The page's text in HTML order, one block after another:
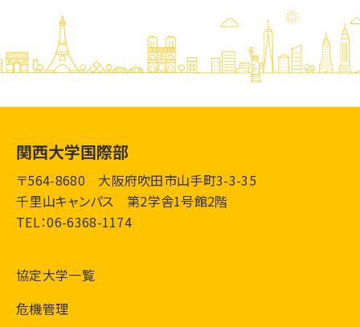
関西大学国際部
〒564-8680 大阪府吹田市山手町3-3-35
千里山キャンパス 第2学舎1号館2階
TEL：06-6368-1174
協定大学一覧
危機管理